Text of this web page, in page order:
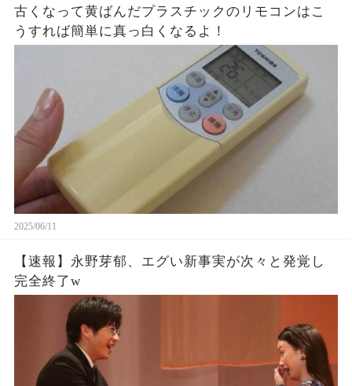
古くなって黄ばんだプラスチックのリモコンはこ
うすれば簡単に真っ白くなるよ！
2025/06/11
【速報】永野芽郁、エグい新事実が次々と発覚し
完全終了w